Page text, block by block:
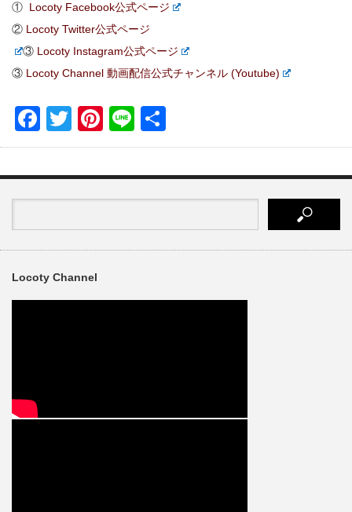
① Locoty Facebook公式ページ
② Locoty Twitter公式ページ
③ Locoty Instagram公式ページ
③ Locoty Channel 動画配信公式チャンネル (Youtube)
Facebook
TwitterPinterest
Line
有
Locoty Channel